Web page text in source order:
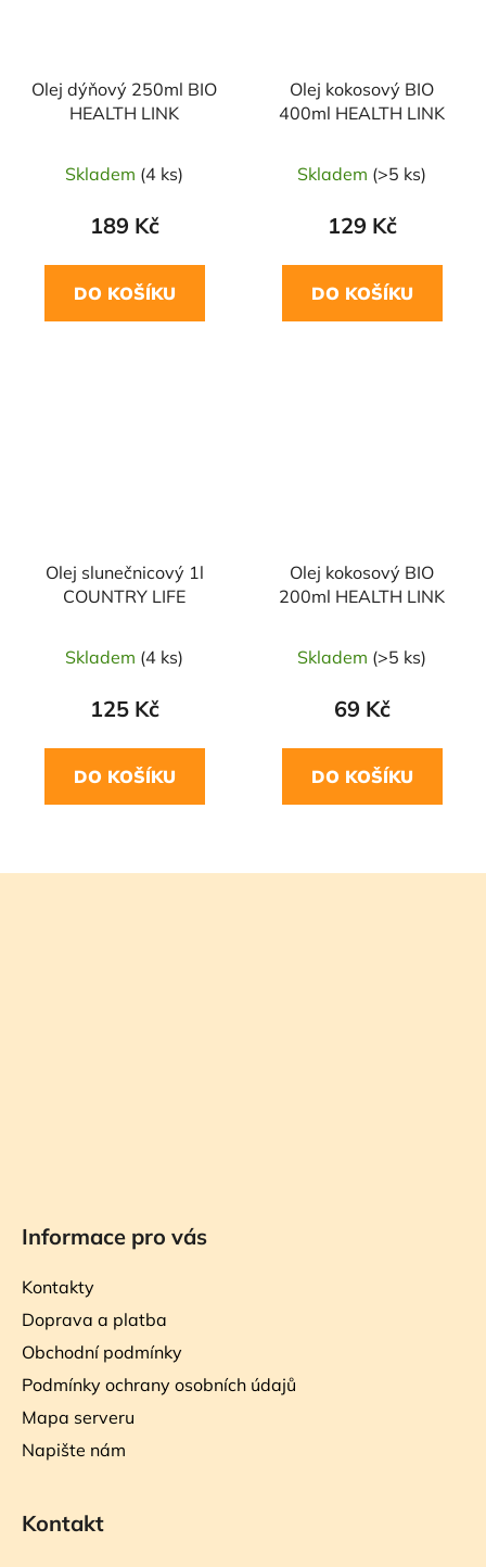
Olej dýňový 250ml BIO
HEALTH LINK
Skladem (4 ks)
189 Kč
DO KOŠÍKU
Olej kokosový BIO
400ml HEALTH LINK
Skladem (>5 ks)
129 Kč
DO KOŠÍKU
Olej slunečnicový 1l
COUNTRY LIFE
Skladem (4 ks)
125 Kč
DO KOŠÍKU
Olej kokosový BIO
200ml HEALTH LINK
Skladem (>5 ks)
69 Kč
DO KOŠÍKU
Informace pro vás
Kontakty
Doprava a platba
Obchodní podmínky
Podmínky ochrany osobních údajů
Mapa serveru
Napište nám
Kontakt